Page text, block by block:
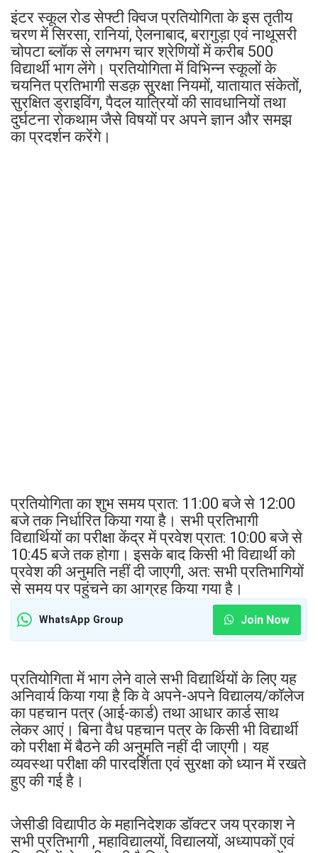
इंटर स्कूल रोड सेफ्टी क्विज प्रतियोगिता के इस तृतीय
चरण में सिरसा, रानियां, ऐलनाबाद, बरागुड़ा एवं नाथूसरी
चोपटा ब्लॉक से लगभग चार श्रेणियों में करीब 500
विद्यार्थी भाग लेंगे। प्रतियोगिता में विभिन्न स्कूलों के
चयनित प्रतिभागी सडक़ सुरक्षा नियमों, यातायात संकेतों,
सुरक्षित ड्राइविंग, पैदल यात्रियों की सावधानियों तथा
दुर्घटना रोकथाम जैसे विषयों पर अपने ज्ञान और समझ
का प्रदर्शन करेंगे।
प्रतियोगिता का शुभ समय प्रात: 11:00 बजे से 12:00
बजे तक निर्धारित किया गया है। सभी प्रतिभागी
विद्यार्थियों का परीक्षा केंद्र में प्रवेश प्रात: 10:00 बजे से
10:45 बजे तक होगा। इसके बाद किसी भी विद्यार्थी को
प्रवेश की अनुमति नहीं दी जाएगी, अत: सभी प्रतिभागियों
से समय पर पहुंचने का आग्रह किया गया है।
WhatsApp Group Join Now
प्रतियोगिता में भाग लेने वाले सभी विद्यार्थियों के लिए यह
अनिवार्य किया गया है कि वे अपने-अपने विद्यालय/कॉलेज
का पहचान पत्र (आई-कार्ड) तथा आधार कार्ड साथ
लेकर आएं। बिना वैध पहचान पत्र के किसी भी विद्यार्थी
को परीक्षा में बैठने की अनुमति नहीं दी जाएगी। यह
व्यवस्था परीक्षा की पारदर्शिता एवं सुरक्षा को ध्यान में रखते
हुए की गई है।
जेसीडी विद्यापीठ के महानिदेशक डॉक्टर जय प्रकाश ने
सभी प्रतिभागी , महाविद्यालयों, विद्यालयों, अध्यापकों एवं